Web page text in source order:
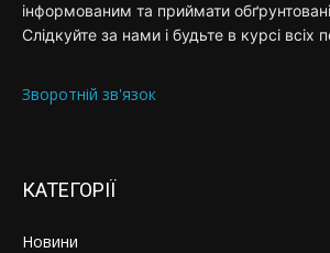
інформованим та приймати
Слідкуйте за нами і будьте в курсі всіх
Зворотній зв'язок
КАТЕГОРІЇ
Новини